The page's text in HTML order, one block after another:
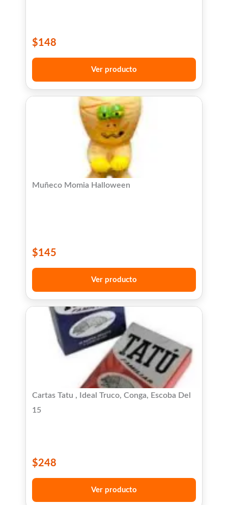
$148
Ver producto
Muñeco Momia Halloween
$145
Ver producto
Cartas Tatu , Ideal Truco, Conga, Escoba Del
15
$248
Ver producto